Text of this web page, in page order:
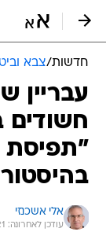
חדשות/צבא
"תפיסת
אלי אשכנזי
עודכן לאחרונה: 9.11.2021 / 12:19